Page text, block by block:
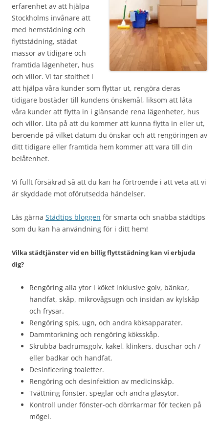
erfarenhet av att hjälpa
Stockholms invånare att
med hemstädning och
flyttstädning, städat
massor av tidigare och
framtida lägenheter, hus
och villor. Vi tar stolthet i
att hjälpa våra kunder som flyttar ut, rengöra deras
tidigare bostäder till kundens önskemål, liksom att låta
våra kunder att flytta in i glänsande rena lägenheter, hus
och villor. Lita på att du kommer att kunna flytta in eller ut,
beroende på vilket datum du önskar och att rengöringen av
ditt tidigare eller framtida hem kommer att vara till din
belåtenhet.
Vi fullt försäkrad så att du kan ha förtroende i att veta att vi
är skyddade mot oförutsedda händelser.
Läs gärna Städtips bloggen för smarta och snabba städtips
som du kan ha användning för i ditt hem!
Vilka städtjänster vid en billig flyttstädning kan vi erbjuda
dig?
Rengöring alla ytor i köket inklusive golv, bänkar,
handfat, skåp, mikrovågsugn och insidan av kylskåp
och frysar.
Rengöring spis, ugn, och andra köksapparater.
Dammtorkning och rengöring köksskåp.
Skrubba badrumsgolv, kakel, klinkers, duschar och /
eller badkar och handfat.
Desinficering toaletter.
Rengöring och desinfektion av medicinskåp.
Tvättning fönster, speglar och andra glasytor.
Kontroll under fönster-och dörrkarmar för tecken på
mögel.